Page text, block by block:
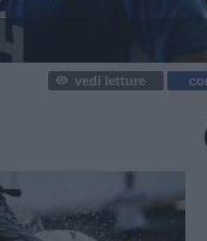
vedi letture